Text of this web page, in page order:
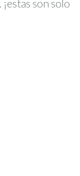
son solo